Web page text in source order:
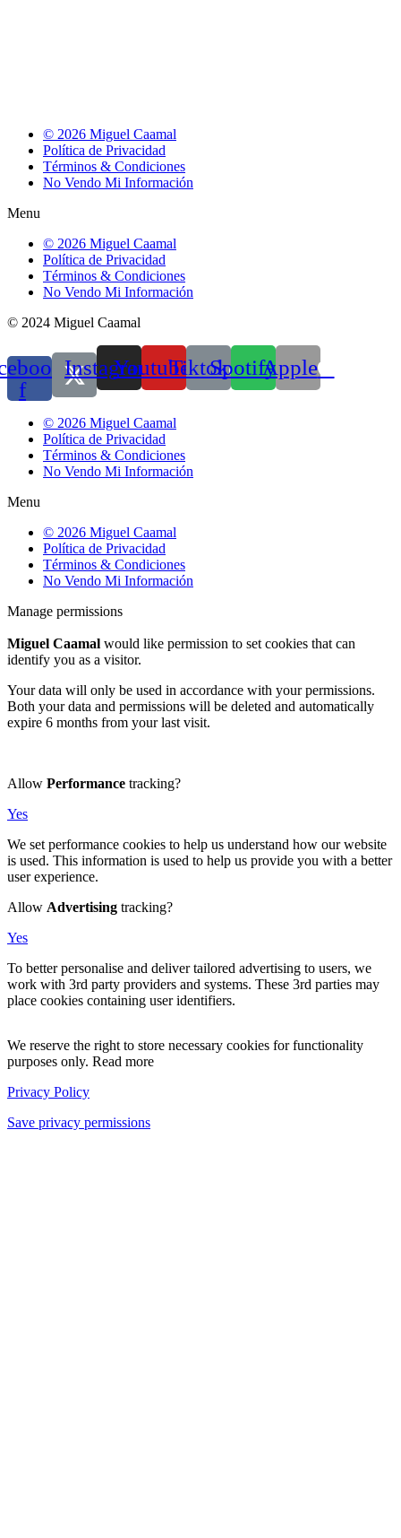
© 2026 Miguel Caamal
Política de Privacidad
Términos & Condiciones
No Vendo Mi Información
Menu
© 2026 Miguel Caamal
Política de Privacidad
Términos & Condiciones
No Vendo Mi Información
© 2024 Miguel Caamal
f
Instagram
YoutubeTiktokSpotifyApple
© 2026 Miguel Caamal
Política de Privacidad
Términos & Condiciones
No Vendo Mi Información
Menu
© 2026 Miguel Caamal
Política de Privacidad
Términos & Condiciones
No Vendo Mi Información
Manage permissions
Miguel Caamal would like permission to set cookies that can
identify you as a visitor.
Your data will only be used in accordance with your permissions.
Both your data and permissions will be deleted and automatically
expire 6 months from your last visit.
Allow Performance tracking?
Yes
We set performance cookies to help us understand how our website
is used. This information is used to help us provide you with a better
user experience.
Allow Advertising tracking?
Yes
To better personalise and deliver tailored advertising to users, we
work with 3rd party providers and systems. These 3rd parties may
place cookies containing user identifiers.
We reserve the right to store necessary cookies for functionality
purposes only. Read more
Privacy Policy
Save privacy permissions